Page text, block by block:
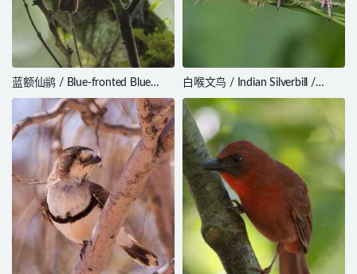
蓝额仙鹟 / Blue-fronted Blue
Flycatcher / Cyornis hoevelli
白喉文鸟 / Indian Silverbill /
Euodice malabarica